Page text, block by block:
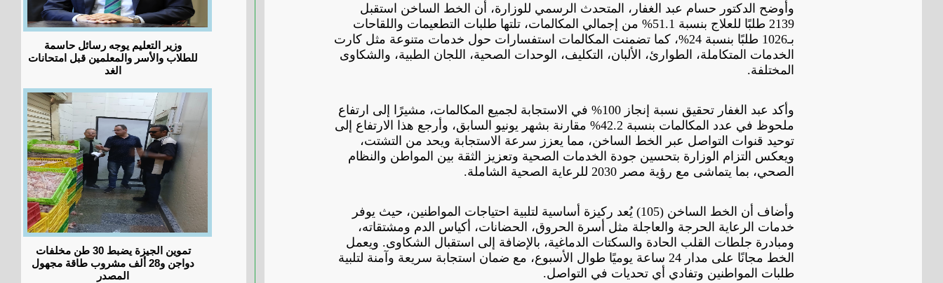
وأوضح الدكتور حسام عبد الغفار، المتحدث الرسمي للوزارة، أن الخط الساخن استقبل
2139 طلبًا للعلاج بنسبة 51.1% من إجمالي المكالمات، تلتها طلبات التطعيمات واللقاحات
بـ1026 طلبًا بنسبة 24%، كما تضمنت المكالمات استفسارات حول خدمات متنوعة مثل كارت
الخدمات المتكاملة، الطوارئ، الألبان، التكليف، الوحدات الصحية، اللجان الطبية، والشكاوى
المختلفة.
وأكد عبد الغفار تحقيق نسبة إنجاز 100% في الاستجابة لجميع المكالمات، مشيرًا إلى ارتفاع
ملحوظ في عدد المكالمات بنسبة 42.2% مقارنة بشهر يونيو السابق، وأرجع هذا الارتفاع إلى
توحيد قنوات التواصل عبر الخط الساخن، مما يعزز سرعة الاستجابة ويحد من التشتت،
ويعكس التزام الوزارة بتحسين جودة الخدمات الصحية وتعزيز الثقة بين المواطن والنظام
الصحي، بما يتماشى مع رؤية مصر 2030 للرعاية الصحية الشاملة.
وأضاف أن الخط الساخن (105) يُعد ركيزة أساسية لتلبية احتياجات المواطنين، حيث يوفر
خدمات الرعاية الحرجة والعاجلة مثل أسرة الحروق، الحضانات، أكياس الدم ومشتقاته،
ومبادرة جلطات القلب الحادة والسكتات الدماغية، بالإضافة إلى استقبال الشكاوى. ويعمل
الخط مجانًا على مدار 24 ساعة يوميًا طوال الأسبوع، مع ضمان استجابة سريعة وآمنة لتلبية
طلبات المواطنين وتفادي أي تحديات في التواصل.
وزير التعليم يوجه رسائل حاسمة
للطلاب والأسر والمعلمين قبل امتحانات
الغد
تموين الجيزة يضبط 30 طن مخلفات
دواجن و28 ألف مشروب طاقة مجهول
المصدر